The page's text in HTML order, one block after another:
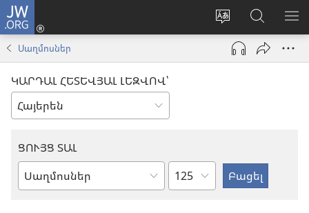
JW.ORG
Փոխել
կայքի
լեզուն
Մուտքագրվել
(բացվումՈրոնում
JW.ORG
կայքում
Սաղմոսներ
ԿԱՐԴԱԼ ՀԵՏԵՎՅԱԼ ԼԵԶՎՈՎ՝
ՑՈՒՅՑ ՏԱԼ
Աստվածաշնչյան
Ըստ
գլուխների